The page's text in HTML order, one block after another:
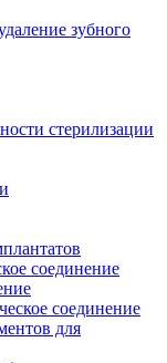
зубного
стерилизации
соединение
соединение
для